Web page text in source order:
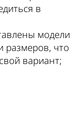
в
модели
размеров, что
вариант;